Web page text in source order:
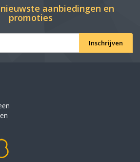
aanbiedingen en
promoties
Inschrijven